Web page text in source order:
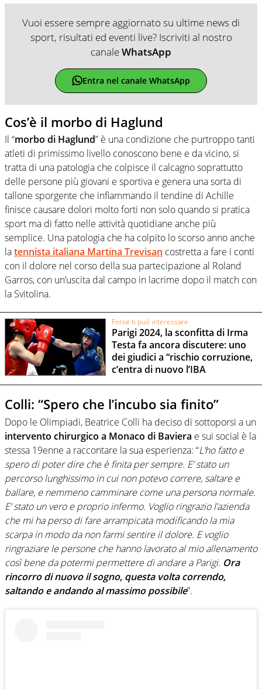
Vuoi essere sempre aggiornato su ultime news di
sport, risultati ed eventi live? Iscriviti al nostro
canaleWhatsApp
Entra nel canale WhatsApp
Cos’è il morbo di Haglund
Il “morbo di Haglund” è una condizione che purtroppo tanti
atleti di primissimo livello conoscono bene e da vicino, si
tratta di una patologia che colpisce il calcagno soprattutto
delle persone più giovani e sportiva e genera una sorta di
tallone sporgente che infiammando il tendine di Achille
finisce causare dolori molto forti non solo quando si pratica
sport ma di fatto nelle attività quotidiane anche più
semplice. Una patologia che ha colpito lo scorso anno anche
latennista italiana Martina Trevisan costretta a fare i conti
con il dolore nel corso della sua partecipazione al Roland
Garros, con un’uscita dal campo in lacrime dopo il match con
la Svitolina.
Forse ti può interessare
Parigi 2024, la sconfitta di Irma
Testa fa ancora discutere: uno
dei giudici a “rischio corruzione,
c’entra di nuovo l’IBA
Colli: “Spero che l’incubo sia finito”
Dopo le Olimpiadi, Beatrice Colli ha deciso di sottoporsi a un
intervento chirurgico a Monaco di Baviera e sui social è la
stessa 19enne a raccontare la sua esperienza: “L’ho fatto e
spero di poter dire che è finita per sempre. E’ stato un
percorso lunghissimo in cui non potevo correre, saltare e
ballare, e nemmeno camminare come una persona normale.
E’ stato un vero e proprio infermo. Voglio ringrazio l’azienda
che mi ha perso di fare arrampicata modificando la mia
scarpa in modo da non farmi sentire il dolore. E voglio
ringraziare le persone che hanno lavorato al mio allenamento
così bene da potermi permettere di andare a Parigi. Ora
rincorro di nuovo il sogno, questa volta correndo,
saltando e andando al massimo possibile”.